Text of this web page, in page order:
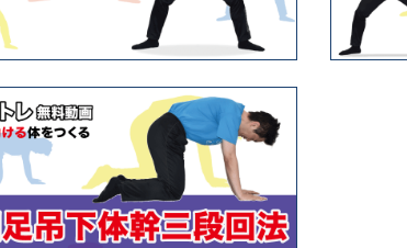
画面をクリックすると元に戻ります。